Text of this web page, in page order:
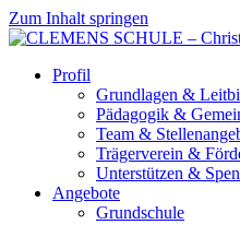
Zum Inhalt springen
Profil
Grundlagen &
Pädagogik &
Team &
Trägerverein &
Unterstützen &
Angebote
Grundschule